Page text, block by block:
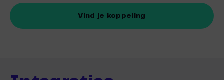
Vind je koppeling